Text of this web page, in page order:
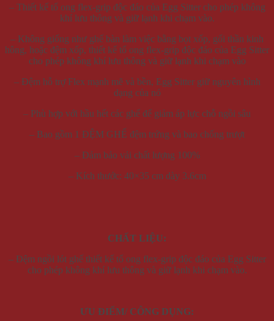
– Thiết kế tổ ong flex-grip độc đáo của Egg Sitter cho phép không
khí lưu thông và giữ lạnh khi chạm vào.
– Không giống như ghế bàn làm việc bằng bọt xốp, gối thần kinh
hông, hoặc đệm xốp, thiết kế tổ ong flex-grip độc đáo của Egg Sitter
cho phép không khí lưu thông và giữ lạnh khi chạm vào
– Đệm hỗ trợ Flex mạnh mẽ và bền, Egg Sitter giữ nguyên hình
dạng của nó
– Phù hợp với hầu hết các ghế để giảm áp lực chỗ ngồi sâu
– Bao gồm 1 ĐỆM GHẾ đệm trứng và bao chống trượt
– Đảm bảo vải chất lượng 100%
– Kích thước: 40×35 cm dày 3.6cm
CHẤT LIỆU:
– Đệm ngồi lót ghế thiết kế tổ ong flex-grip độc đáo của Egg Sitter
cho phép không khí lưu thông và giữ lạnh khi chạm vào.
ƯU ĐIỂM/ CÔNG DỤNG: